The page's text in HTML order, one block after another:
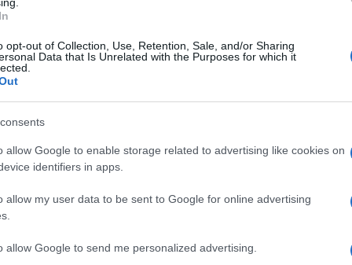
opt-out of Collection, Use, Retention, Sale, and/or Sharing
Data that Is Unrelated with the Purposes for which it
allow Google to enable storage related to advertising like cookies on
identifiers in apps.
allow my user data to be sent to Google for online advertising
allow Google to send me personalized advertising.
για τον καρκίνο του παχέος
οδηγίες της Επιτροπής
η οποία θεσμοθετήθηκε με τον
γνωμοδοτικό όργανο του
Υγείας, όπως ο
του παχέος εντέρου αλλά και τα
εξετάσεων.
κύρους ιατροί, Καθηγητές
Δημόσιας Υγείας. Ειδικά για τον
και για κάθε άλλο πρόγραμμα